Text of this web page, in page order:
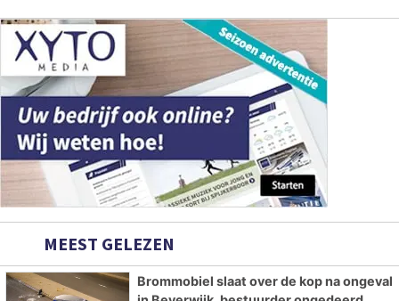
MEEST GELEZEN
Brommobiel slaat over de kop na ongeval